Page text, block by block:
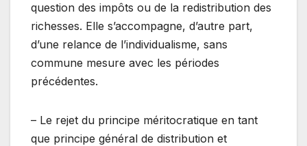
question des impôts ou de la redistribution des
richesses. Elle s’accompagne, d’autre part,
d’une relance de l’individualisme, sans
commune mesure avec les périodes
précédentes.
– Le rejet du principe méritocratique en tant
que principe général de distribution et